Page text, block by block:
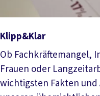
Klipp&Klar
Ob Fachkräftemangel,
Frauen oder
wichtigsten Fakten